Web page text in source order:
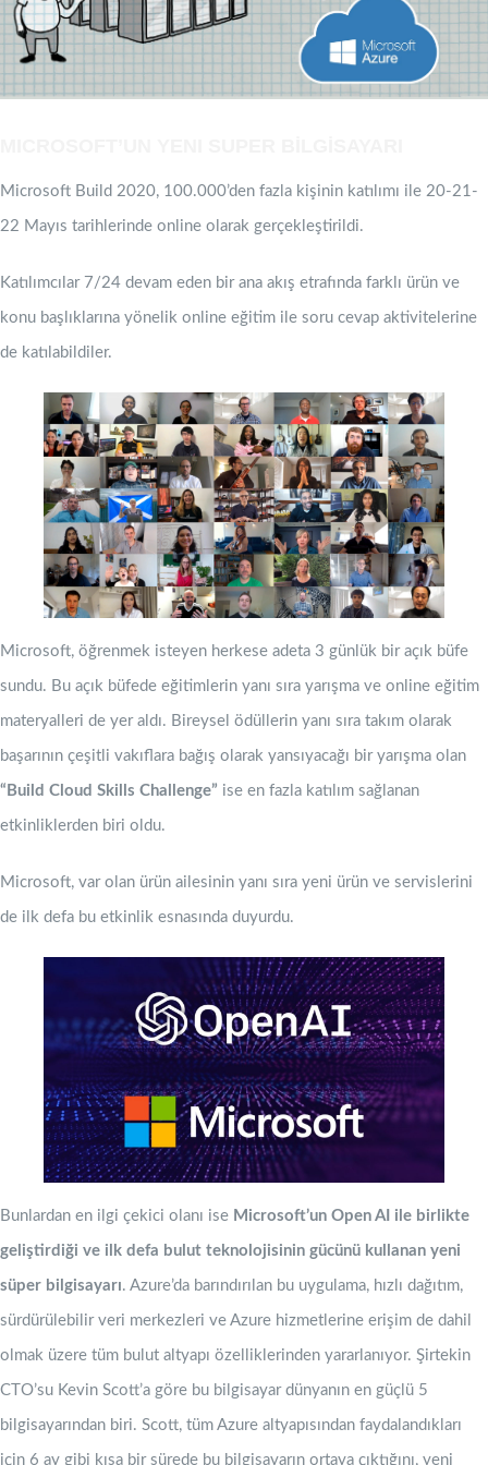
Microsoft Build 2020, 100.000’den fazla kişinin katılımı ile 20-21-
22 Mayıs tarihlerinde online olarak gerçekleştirildi.
Katılımcılar 7/24 devam eden bir ana akış etrafında farklı ürün ve
konu başlıklarına yönelik online eğitim ile soru cevap aktivitelerine
de katılabildiler.
Microsoft, öğrenmek isteyen herkese adeta 3 günlük bir açık büfe
sundu. Bu açık büfede eğitimlerin yanı sıra yarışma ve online eğitim
materyalleri de yer aldı. Bireysel ödüllerin yanı sıra takım olarak
başarının çeşitli vakıflara bağış olarak yansıyacağı bir yarışma olan
“Build Cloud Skills Challenge” ise en fazla katılım sağlanan
etkinliklerden biri oldu.
Microsoft, var olan ürün ailesinin yanı sıra yeni ürün ve servislerini
de ilk defa bu etkinlik esnasında duyurdu.
Bunlardan en ilgi çekici olanı ise Microsoft’un Open AI ile birlikte
geliştirdiği ve ilk defa bulut teknolojisinin gücünü kullanan yeni
süper bilgisayarı. Azure’da barındırılan bu uygulama, hızlı dağıtım,
sürdürülebilir veri merkezleri ve Azure hizmetlerine erişim de dahil
olmak üzere tüm bulut altyapı özelliklerinden yararlanıyor. Şirtekin
CTO’su Kevin Scott’a göre bu bilgisayar dünyanın en güçlü 5
bilgisayarından biri. Scott, tüm Azure altyapısından faydalandıkları
için 6 ay gibi kısa bir sürede bu bilgisayarın ortaya çıktığını, yeni